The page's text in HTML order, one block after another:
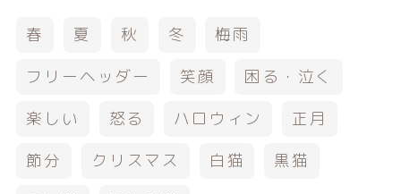
春 夏 秋 冬
梅雨
フリーヘッダー
笑顔
困る・泣く
楽しい
怒る ハロウィン
正月
節分
クリスマス 白猫
黒猫